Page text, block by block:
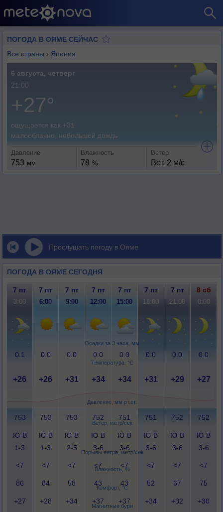
ПОГОДА В ОЯМЕ СЕЙЧАС
Все страны › Япония
6 августа, четверг
21:00
+27°
ощущается как +31
малооблачно, небольшой дождь
Давление
753 мм
Влажность
78 %
Ветер
Вст, 2 м/с
Прослушать погоду в Ояме
ПОГОДА В ОЯМЕ СЕГОДНЯ
Осадки за 3 часа, мм
Температура, °C
Давление, мм рт.ст.
Ветер, метр/сек
Порывы ветра, метр/сек
Влажность, %
Комфорт, °C
Магнитные бури
7 пт 7 пт 7 пт 7 пт 7 пт 7 пт 7 пт 8 сб
3:00 6:00 9:00 12:00 15:00 18:00 21:00 0:00
0.1 0.0 0.0 0.0 0.0 0.0 0.0 0.0
+26 +26 +31 +34 +34 +31 +29 +27
753 753 753 752 751 751 752 752
Ю-В
1-3
Ю-В
1-3
Ю-В
2-5
Ю-В
3-6
Ю-В
3-6
Ю-В
3-6
Ю-В
3-6
Ю-В
3-6
<7 <7 <7 <7 <7 <7 <7 <7
86 84 58 43 43 52 67 75
+27 +28 +34 +37 +37 +34 +32 +30